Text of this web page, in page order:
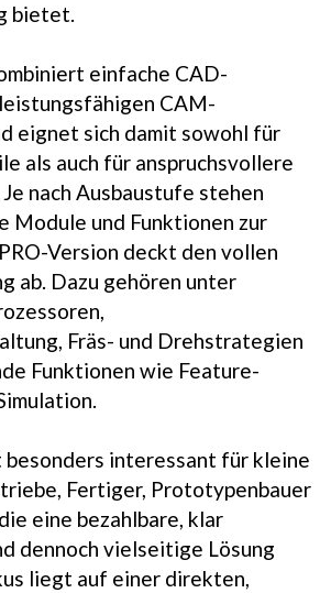
bietet.
einfache CAD-
CAM-
eignet sich damit sowohl für
als auch für anspruchsvollere
nach Ausbaustufe stehen
Module und Funktionen zur
Version deckt den vollen
ab. Dazu gehören unter
Fräs- und Drehstrategien
Funktionen wie Feature-
besonders interessant für kleine
Fertiger, Prototypenbauer
eine bezahlbare, klar
dennoch vielseitige Lösung
liegt auf einer direkten,